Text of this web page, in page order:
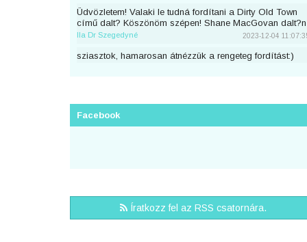
Üdvözletem! Valaki le tudná fordítani a Dirty Old Town
című dalt? Köszönöm szépen! Shane MacGovan dalt?n
Ila Dr Szegedyné 2023-12-04
sziasztok, hamarosan átnézzük a rengeteg fordítást:)
előtte. Át lehetne még írni a nevemre? Köszi <3
Sziasztok, én küldtem be most Taylor Swifttől a Great
War című számot, de véletlen nem voltam bejelentkezve.
A nevemre lehetne írni?
Facebook
Íratkozz fel az RSS csatornára.